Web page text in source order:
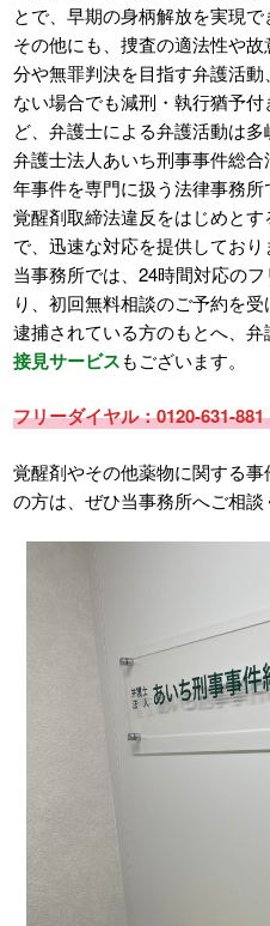
とで、早期の身柄解放を実現で
その他にも、捜査の適法性や
分や無罪判決を目指す弁護活
ない場合でも減刑・執行猶予
ど、弁護士による弁護活動は多
弁護士法人あいち刑事事件総
年事件を専門に扱う法律事務所
覚醒剤取締法違反をはじめと
で、迅速な対応を提供しており
当事務所では、24時間対応の
り、初回無料相談のご予約を受
逮捕されている方のもとへ、
接見サービスもございます。
フリーダイヤル：0120-631-
覚醒剤やその他薬物に関する
の方は、ぜひ当事務所へご相談